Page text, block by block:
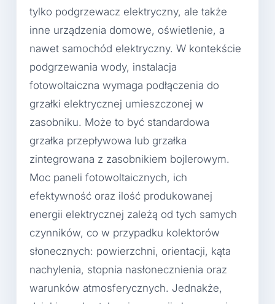
tylko podgrzewacz elektryczny, ale także
inne urządzenia domowe, oświetlenie, a
nawet samochód elektryczny. W kontekście
podgrzewania wody, instalacja
fotowoltaiczna wymaga podłączenia do
grzałki elektrycznej umieszczonej w
zasobniku. Może to być standardowa
grzałka przepływowa lub grzałka
zintegrowana z zasobnikiem bojlerowym.
Moc paneli fotowoltaicznych, ich
efektywność oraz ilość produkowanej
energii elektrycznej zależą od tych samych
czynników, co w przypadku kolektorów
słonecznych: powierzchni, orientacji, kąta
nachylenia, stopnia nasłonecznienia oraz
warunków atmosferycznych. Jednakże,